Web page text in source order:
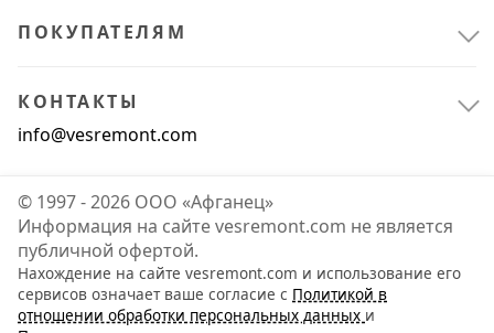
ПОКУПАТЕЛЯМ
КОНТАКТЫ
info@vesremont.com
© 1997 - 2026 ООО «Афганец»
Информация на сайте vesremont.com не является
публичной офертой.
Нахождение на сайте vesremont.com и использование его
сервисов означает ваше согласие с Политикой в
отношении обработки персональных данных и